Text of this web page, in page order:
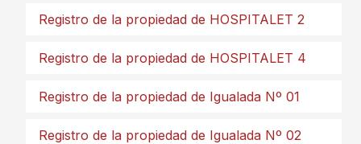
Registro de la propiedad de HOSPITALET 2
Registro de la propiedad de HOSPITALET 4
Registro de la propiedad de Igualada Nº 01
Registro de la propiedad de Igualada Nº 02